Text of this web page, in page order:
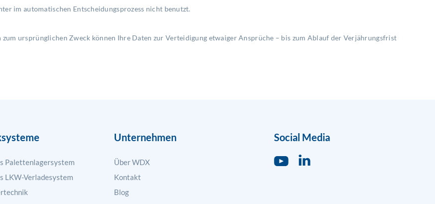
im automatischen Entscheidungsprozess nicht benutzt.
ursprünglichen Zweck können Ihre Daten zur Verteidigung etwaiger Ansprüche – bis zum Ablauf der Verjährungsfrist
Palettenlagersystem
LKW-Verladesystem
Unternehmen
Über WDX
Kontakt
Blog
Social Media